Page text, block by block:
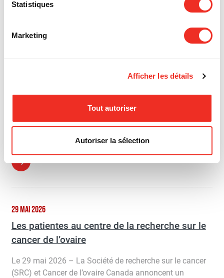
Statistiques
Marketing
Afficher les détails
Tout autoriser
Autoriser la sélection
De nouvelles recherches canadiennes appellent à
29 MAI 2026
Les patientes au centre de la recherche sur le
cancer de l’ovaire
Le 29 mai 2026 – La Société de recherche sur le cancer
(SRC) et Cancer de l’ovaire Canada annoncent un